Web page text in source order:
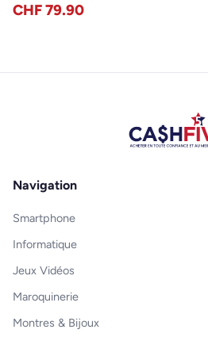
CHF 79.90
Navigation
Smartphone
Informatique
Jeux Vidéos
Maroquinerie
Montres & Bijoux